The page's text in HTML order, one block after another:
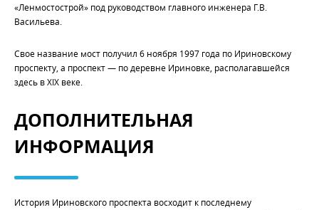
«Ленмостострой» под руководством главного инженера Г.В.
Васильева.
Свое название мост получил 6 ноября 1997 года по Ириновскому
проспекту, а проспект — по деревне Ириновке, располагавшейся
здесь в XIX веке.
ДОПОЛНИТЕЛЬНАЯ
ИНФОРМАЦИЯ
История Ириновского проспекта восходит к последнему